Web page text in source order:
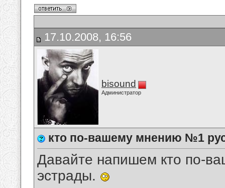
17.10.2008, 16:56
bisound
Администратор
кто по-вашему мнению №1
Давайте напишем кто по-
эстрады.